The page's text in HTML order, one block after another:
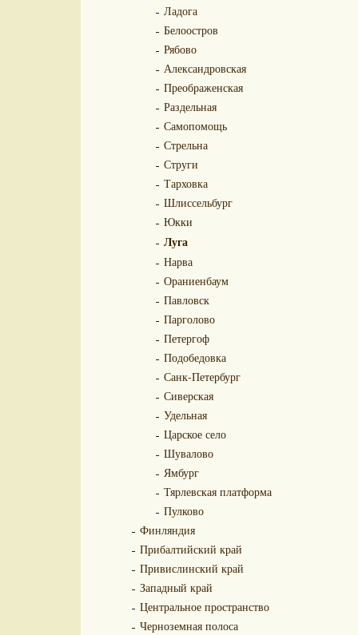
Ладога
Белоостров
Рябово
Александровская
Преображенская
Раздельная
Самопомощь
Стрельна
Струги
Тарховка
Шлиссельбург
Юкки
Луга
Нарва
Ораниенбаум
Павловск
Парголово
Петергоф
Подобедовка
Санк-Петербург
Сиверская
Удельная
Царское село
Шувалово
Ямбург
Тярлевская платформа
Пулково
Финляндия
Прибалтийский край
Привислинский край
Западный край
Центральное пространство
Черноземная полоса